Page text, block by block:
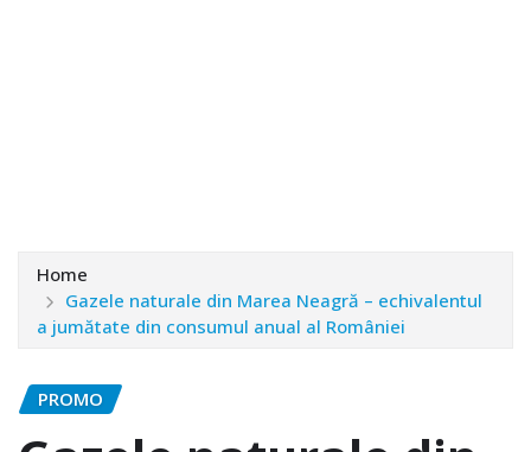
Home
Gazele naturale din Marea Neagră – echivalentul
a jumătate din consumul anual al României
PROMO